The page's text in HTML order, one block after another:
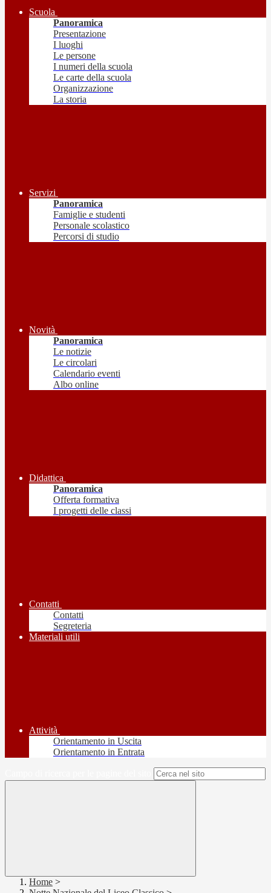
Scuola
Panoramica
Presentazione
I luoghi
Le persone
I numeri della scuola
Le carte della scuola
Organizzazione
La storia
Servizi
Panoramica
Famiglie e studenti
Personale scolastico
Percorsi di studio
Novità
Panoramica
Le notizie
Le circolari
Calendario eventi
Albo online
Didattica
Panoramica
Offerta formativa
I progetti delle classi
Contatti
Contatti
Segreteria
Materiali utili
Attività
Orientamento in Uscita
Orientamento in Entrata
Home >